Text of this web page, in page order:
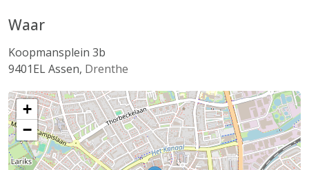
Waar
Koopmansplein 3b
9401ELAssen, Drenthe
+
−